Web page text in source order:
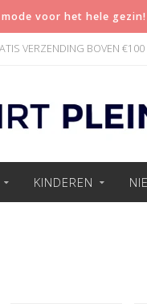
mode voor het hele gezin!
VERZENDING BOVEN €100
KINDEREN